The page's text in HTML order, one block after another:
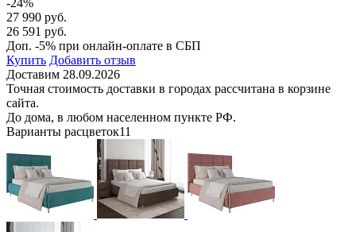
27 990 руб.
26 591 руб.
Доп. -5% при онлайн-оплате в СБП
Купить Добавить отзыв
Доставим 28.09.2026
Точная стоимость доставки в городах рассчитана в корзине
сайта.
До дома, в любом населенном пункте РФ.
Варианты расцветок11